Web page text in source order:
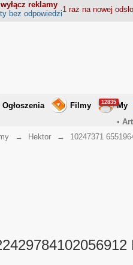
reklamy
1 raz na nowej
bez odpowiedzi
Ogłoszenia Filmy My
12835
•
→ Hektor → 10247371